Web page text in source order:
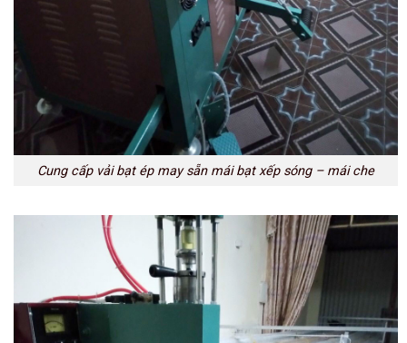
Cung cấp vải bạt ép may sẵn mái bạt xếp sóng – mái che